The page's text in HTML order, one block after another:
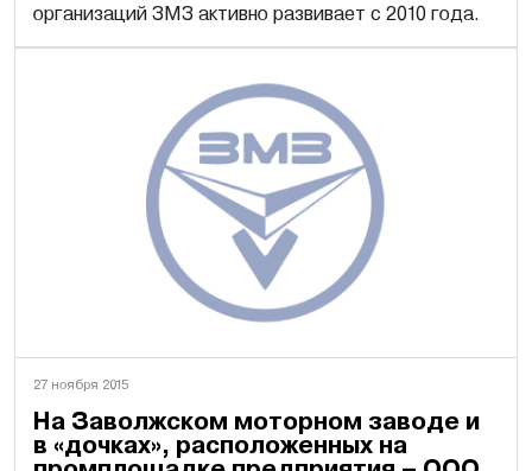
организаций ЗМЗ активно развивает с 2010 года.
27 ноября 2015
На Заволжском моторном заводе и
в «дочках», расположенных на